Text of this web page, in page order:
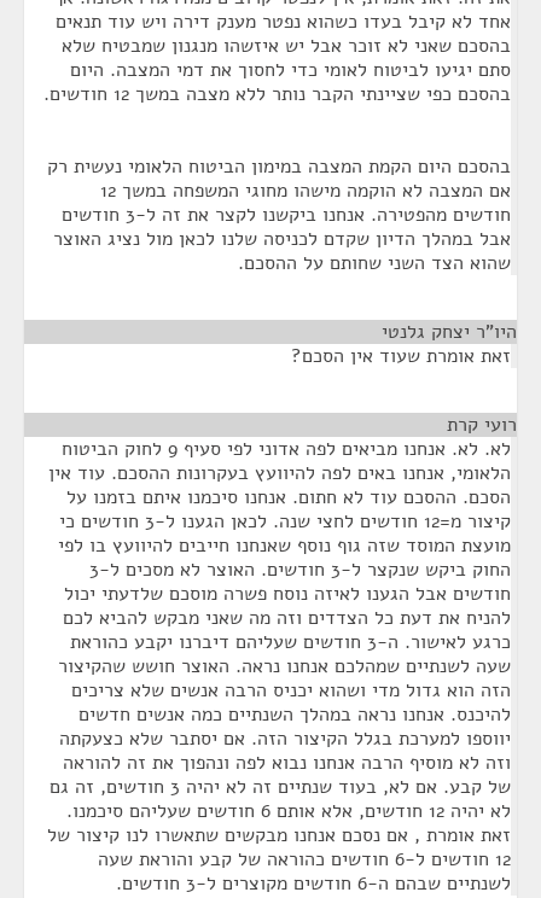
אחד לא קיבל בעדו כשהוא נפטר מענק דירה ויש עוד תנאים
בהסכם שאני לא זוכר אבל יש איזשהו מנגנון שמבטיח שלא
סתם יגיעו לביטוח לאומי כדי לחסוך את דמי המצבה. היום
בהסכם כפי שציינתי הקבר נותר ללא מצבה במשך 12 חודשים.
בהסכם היום הקמת המצבה במימון הביטוח הלאומי נעשית רק
אם המצבה לא הוקמה מישהו מחוגי המשפחה במשך 12
חודשים מהפטירה. אנחנו ביקשנו לקצר את זה ל-3 חודשים
אבל במהלך הדיון שקדם לכניסה שלנו לכאן מול נציג האוצר
שהוא הצד השני שחותם על ההסכם.
היו"ר יצחק גלנטי
זאת אומרת שעוד אין הסכם?
רועי קרת
לא. לא. אנחנו מביאים לפה אדוני לפי סעיף 9 לחוק הביטוח
הלאומי, אנחנו באים לפה להיוועץ בעקרונות ההסכם. עוד אין
הסכם. ההסכם עוד לא חתום. אנחנו סיכמנו איתם בזמנו על
קיצור מ=12 חודשים לחצי שנה. לכאן הגענו ל-3 חודשים כי
מועצת המוסד שזה גוף נוסף שאנחנו חייבים להיוועץ בו לפי
החוק ביקש שנקצר ל-3 חודשים. האוצר לא מסכים ל-3
חודשים אבל הגענו לאיזה נוסח פשרה מוסכם שלדעתי יכול
להניח את דעת כל הצדדים וזה מה שאני מבקש להביא לכם
כרגע לאישור. ה-3 חודשים שעליהם דיברנו יקבע כהוראת
שעה לשנתיים שמהלכם אנחנו נראה. האוצר חושש שהקיצור
הזה הוא גדול מדי ושהוא יכניס הרבה אנשים שלא צריכים
להיכנס. אנחנו נראה במהלך השנתיים כמה אנשים חדשים
יווספו למערכת בגלל הקיצור הזה. אם יסתבר שלא כצעקתה
וזה לא מוסיף הרבה אנחנו נבוא לפה ונהפוך את זה להוראה
של קבע. אם לא, בעוד שנתיים זה לא יהיה 3 חודשים, זה גם
לא יהיה 12 חודשים, אלא אותם 6 חודשים שעליהם סיכמנו.
זאת אומרת , אם נסכם אנחנו מבקשים שתאשרו לנו קיצור של
12 חודשים ל-6 חודשים כהוראה של קבע והוראת שעה
לשנתיים שבהם ה-6 חודשים מקוצרים ל-3 חודשים.